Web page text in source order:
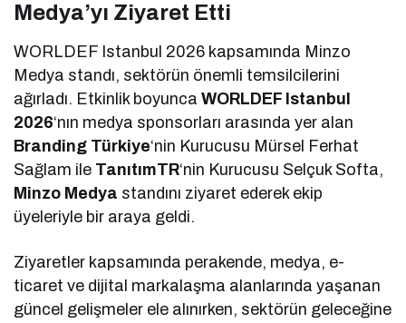
Medya’yı Ziyaret Etti
WORLDEF Istanbul 2026 kapsamında Minzo
Medya standı, sektörün önemli temsilcilerini
ağırladı. Etkinlik boyuncaWORLDEF Istanbul
2026‘nın medya sponsorları arasında yer alan
Branding Türkiye‘nin Kurucusu Mürsel Ferhat
Sağlam ile TanıtımTR‘nin Kurucusu Selçuk Softa,
Minzo Medya standını ziyaret ederek ekip
üyeleriyle bir araya geldi.
Ziyaretler kapsamında perakende, medya, e-
ticaret ve dijital markalaşma alanlarında yaşanan
güncel gelişmeler ele alınırken, sektörün geleceğine